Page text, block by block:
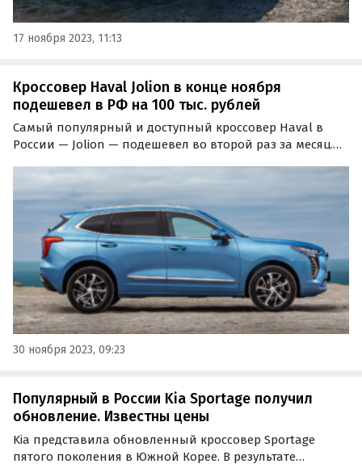
17 ноября 2023, 11:13
Кроссовер Haval Jolion в конце ноября
подешевел в РФ на 100 тыс. рублей
Самый популярный и доступный кроссовер Haval в
России — Jolion — подешевел во второй раз за месяц.
покупке с середины ноября, в некоторых
комплектациях увеличилась на 100 тысяч рублей,
сообщает портал…
30 ноября 2023, 09:23
Популярный в России Kia Sportage получил
обновление. Известны цены
Kia представила обновленный кроссовер Sportage
пятого поколения в Южной Корее. В результате